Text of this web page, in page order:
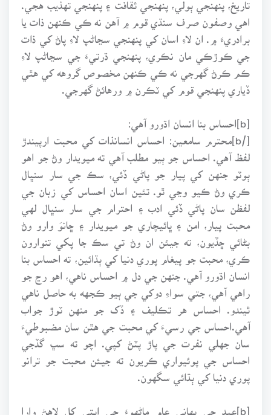
اهي وصفون صرف سنڌي قوم ۾ آهن نه ڪي ڪنهن ذات يا
برادريءَ ۾. ان لاءِ اسان کي پنهنجي سڃاڻپ لاءِ پاڻ کي ذات
جي ڪوڙڪي مان نڪري، پنهنجي ڌرتيءَ جي سڃاڻپ لاءِ
ڪم ڪرڻ گهرجي نه ڪي ڪنهن مخصوص گروهه کي هٿي
ڏياري پنهنجي قوم کي ٽڪرن ۾ ورهائڻ گهرجي.
[b]احساس بنا انسان اڌورو آهي:
[/b]محترم سامعين: احساس انسانذات کي محبت ارپيندڙ
لفظ آهي. احساس جو ٻيو مطلب آهي ته ميويدار وڻ جو اهو
ٻوٽو جنهن کي پيار جو پاڻي ڏئي، سڪ جي سار سنڀال
ڪري وڻ ڪيو وڃي ٿو. تئين اسان احساس کي زبان جي
لفظن سان پاڻي ڏئي ادب ۽ احترام جي سار سنڀال لهي
محبت پيار، امن ۽ ڀائيچاري جو ميويدار ۽ ڇانوَ وارو وڻ
بڻائي ڇڏيون، ته جيئن ان وڻ تي سڪ جا پکي تنوارون
ڪري، محبت جو پيغام پوري دنيا کي ٻڌائين، ته احساس بنا
انسان اڌورو آهي. جنهن جي دل ۾ احساس ناهي، اهو رڃ جو
راهي آهي، جتي سواءِ دوکي جي ٻيو ڪجهه به حاصل ناهي
ٿيندو. احساس هر تڪليف ۽ ڏک جو منهن ٽوڙ جواب
آهي.احساس جي رسيءَ کي محبت جي هٿن سان مضبوطيءَ
سان جهلي نفرت جي پاڙ پٽڻ کپي. اچو ته سڀ گڏجي
احساس جي پوئيواري ڪريون ته جيئن محبت جو ترانو
پوري دنيا کي ٻڌائي سگهون.
[b]عيد جي بهاني عام ماڻهوءَ جي ابتي کل لاهڻ وارا